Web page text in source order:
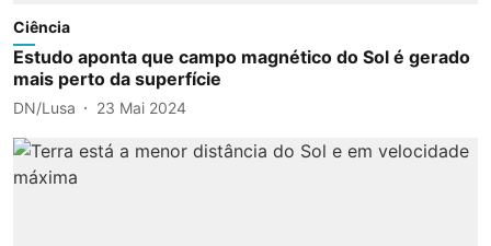
Ciência
Estudo aponta que campo magnético do Sol é gerado
mais perto da superfície
DN/Lusa 23 Mai 2024